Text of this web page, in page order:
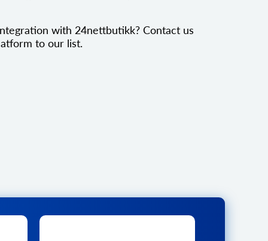
with 24nettbutikk? Contact us
to our list.